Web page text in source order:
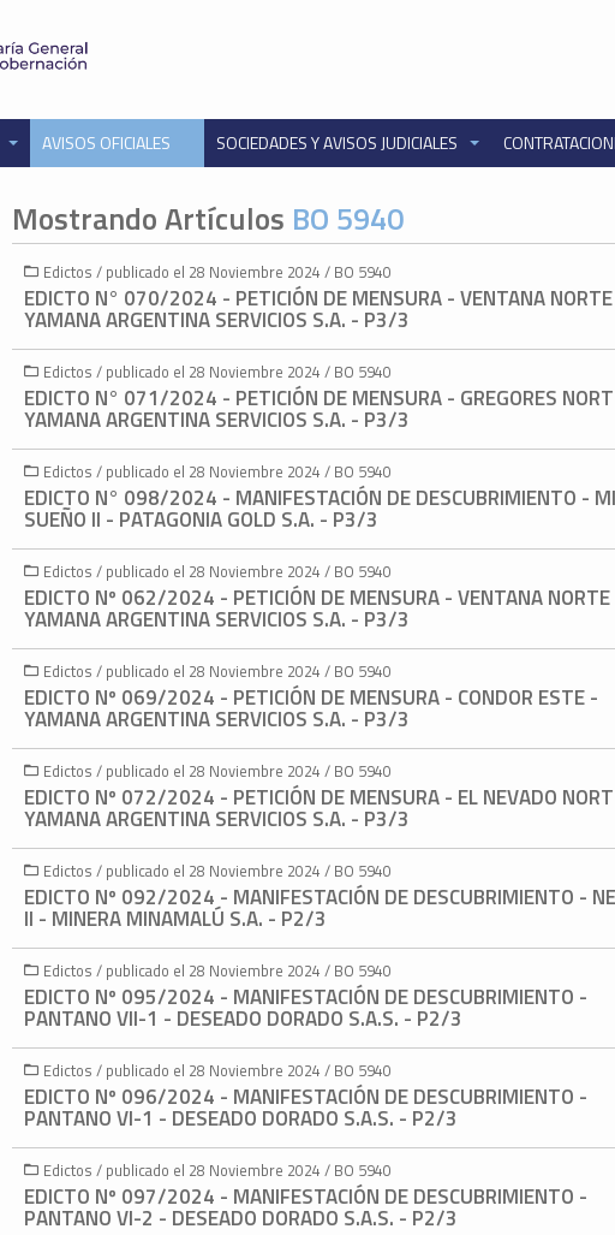
AVISOS OFICIALES SOCIEDADES Y AVISOS JUDICIALES
Mostrando Artículos BO 5940
Edictos / publicado el 28 Noviembre 2024 / BO 5940
EDICTO N° 070/2024 - PETICIÓN DE MENSURA - VENTANA
YAMANA ARGENTINA SERVICIOS S.A. - P3/3
Edictos / publicado el 28 Noviembre 2024 / BO 5940
EDICTO N° 071/2024 - PETICIÓN DE MENSURA - GREGORES
YAMANA ARGENTINA SERVICIOS S.A. - P3/3
Edictos / publicado el 28 Noviembre 2024 / BO 5940
EDICTO N° 098/2024 - MANIFESTACIÓN DE DESCUBRIMIENTO -
SUEÑO II - PATAGONIA GOLD S.A. - P3/3
Edictos / publicado el 28 Noviembre 2024 / BO 5940
EDICTO Nº 062/2024 - PETICIÓN DE MENSURA - VENTANA
YAMANA ARGENTINA SERVICIOS S.A. - P3/3
Edictos / publicado el 28 Noviembre 2024 / BO 5940
EDICTO Nº 069/2024 - PETICIÓN DE MENSURA - CONDOR ESTE -
YAMANA ARGENTINA SERVICIOS S.A. - P3/3
Edictos / publicado el 28 Noviembre 2024 / BO 5940
EDICTO Nº 072/2024 - PETICIÓN DE MENSURA - EL NEVADO
YAMANA ARGENTINA SERVICIOS S.A. - P3/3
Edictos / publicado el 28 Noviembre 2024 / BO 5940
EDICTO Nº 092/2024 - MANIFESTACIÓN DE DESCUBRIMIENTO -
II - MINERA MINAMALÚ S.A. - P2/3
Edictos / publicado el 28 Noviembre 2024 / BO 5940
EDICTO Nº 095/2024 - MANIFESTACIÓN DE DESCUBRIMIENTO -
PANTANO VII-1 - DESEADO DORADO S.A.S. - P2/3
Edictos / publicado el 28 Noviembre 2024 / BO 5940
EDICTO Nº 096/2024 - MANIFESTACIÓN DE DESCUBRIMIENTO -
PANTANO VI-1 - DESEADO DORADO S.A.S. - P2/3
Edictos / publicado el 28 Noviembre 2024 / BO 5940
EDICTO Nº 097/2024 - MANIFESTACIÓN DE DESCUBRIMIENTO -
PANTANO VI-2 - DESEADO DORADO S.A.S. - P2/3